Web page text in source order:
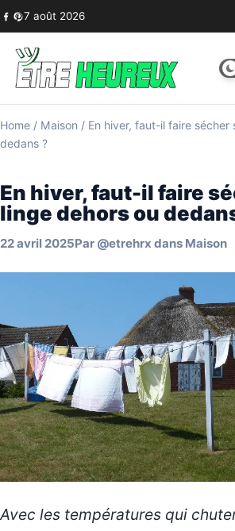
Skip to content
7 août 2026
Home / Maison / En hiver, faut-il faire sécher
dedans ?
En hiver, faut-il faire
linge dehors ou
22 avril 2025Par @etrehrx dans Maison
Avec les températures qui